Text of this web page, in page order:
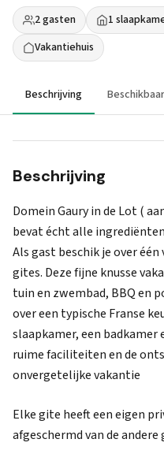
2 gasten 1
Vakantiehuis
Beschrijving
Beschrijving
Domein Gaury in de Lot (
bevat écht alle
Als gast beschik je over
gites. Deze fijne knusse
tuin en zwembad, BBQ en
over een typische Franse
slaapkamer, een badkamer
ruime faciliteiten en de
onvergetelijke vakantie
Elke gite heeft een eigen
afgeschermd van de andere